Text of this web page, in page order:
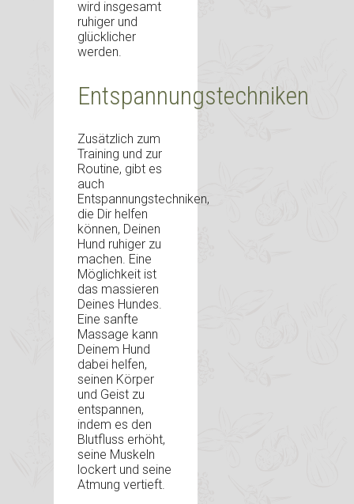
wird insgesamt
ruhiger und
glücklicher
werden.
Entspannungstechniken
Zusätzlich zum
Training und zur
Routine, gibt es
auch
Entspannungstechniken,
die Dir helfen
können, Deinen
Hund ruhiger zu
machen. Eine
Möglichkeit ist
das massieren
Deines Hundes.
Eine sanfte
Massage kann
Deinem Hund
dabei helfen,
seinen Körper
und Geist zu
entspannen,
indem es den
Blutfluss erhöht,
seine Muskeln
lockert und seine
Atmung vertieft.